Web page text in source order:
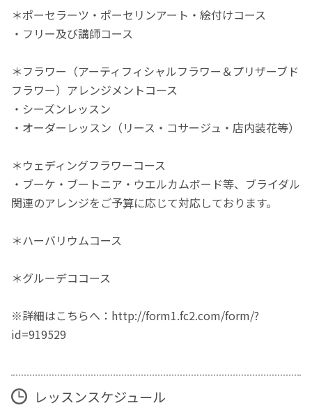
＊ポーセラーツ・ポーセリンアート・絵付けコース
・フリー及び講師コース
＊フラワー（アーティフィシャルフラワー＆プリザーブド
フラワー）アレンジメントコース
・シーズンレッスン
・オーダーレッスン（リース・コサージュ・店内装花等）
＊ウェディングフラワーコース
・ブーケ・ブートニア・ウエルカムボード等、ブライダル
関連のアレンジをご予算に応じて対応しております。
＊ハーバリウムコース
＊グルーデココース
※詳細はこちらへ：http://form1.fc2.com/form/?
id=919529
レッスンスケジュール